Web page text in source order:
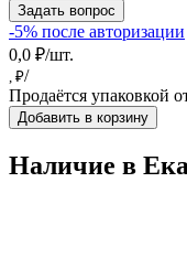
Задать вопрос
-5% после авторизации
0,0 ₽/шт.
, ₽/
Продаётся упаковкой
Добавить в корзину
Наличие в